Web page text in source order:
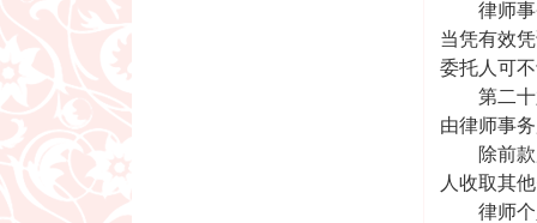
律师事务
当凭有效
委托人可
第二十六
由律师事
除前款所
人收取其
律师个